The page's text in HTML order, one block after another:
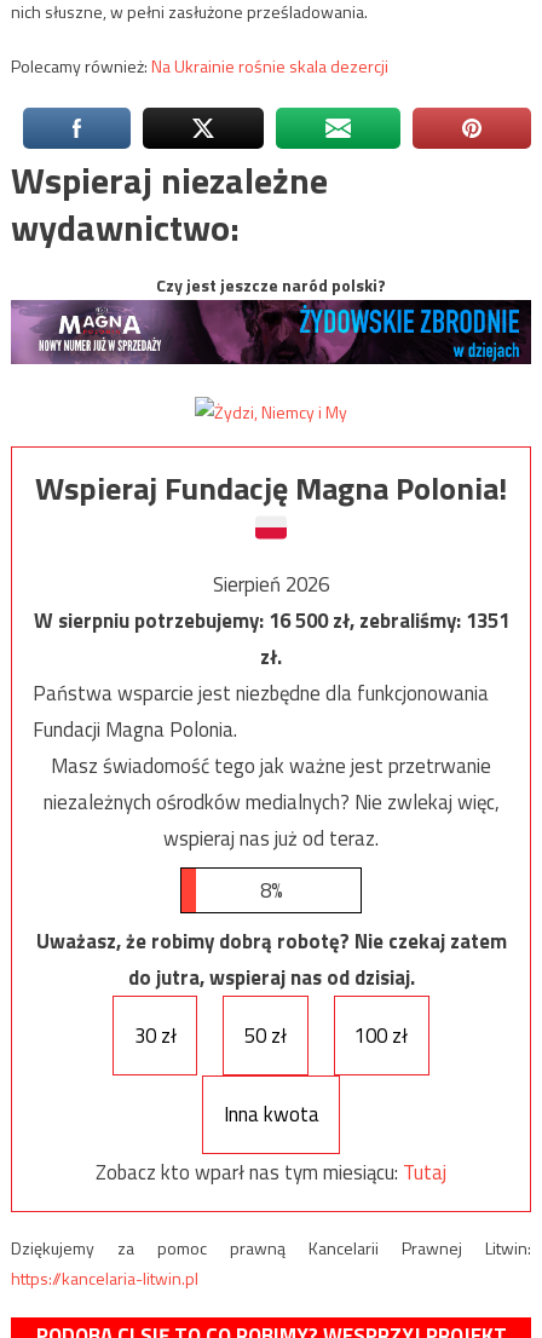
nich słuszne, w pełni zasłużone prześladowania.
Polecamy również:Na Ukrainie rośnie skala dezercji
Wspieraj niezależne
wydawnictwo:
Czy jest jeszcze naród polski?
Wspieraj Fundację Magna Polonia!
Sierpień 2026
W sierpniu potrzebujemy:16 500zł, zebraliśmy:1351
zł.
Państwa wsparcie jest niezbędne dla funkcjonowania
Fundacji Magna Polonia.
Masz świadomość tego jak ważne jest przetrwanie
niezależnych ośrodków medialnych? Nie zwlekaj więc,
wspieraj nas już od teraz.
8%
Uważasz, że robimy dobrą robotę? Nie czekaj zatem
do jutra, wspieraj nas od dzisiaj.
30 zł
50 zł 100 zł
Inna kwota
Zobacz kto wparł nas tym miesiącu: Tutaj
Dziękujemy za pomoc prawną Kancelarii Prawnej Litwin:
https://kancelaria-litwin.pl